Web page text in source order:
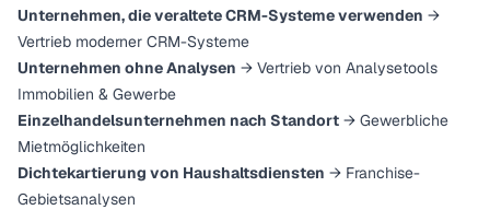
Unternehmen, die veraltete CRM-Systeme verwenden →
Vertrieb moderner CRM-Systeme
Unternehmen ohne Analysen → Vertrieb von Analysetools
Immobilien & Gewerbe
Einzelhandelsunternehmen nach Standort → Gewerbliche
Mietmöglichkeiten
Dichtekartierung von Haushaltsdiensten → Franchise-
Gebietsanalysen